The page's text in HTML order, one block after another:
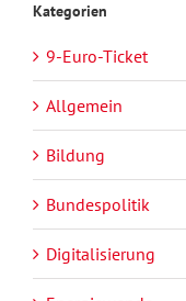
Kategorien
9-Euro-Ticket
Allgemein
Bildung
Bundespolitik
Digitalisierung